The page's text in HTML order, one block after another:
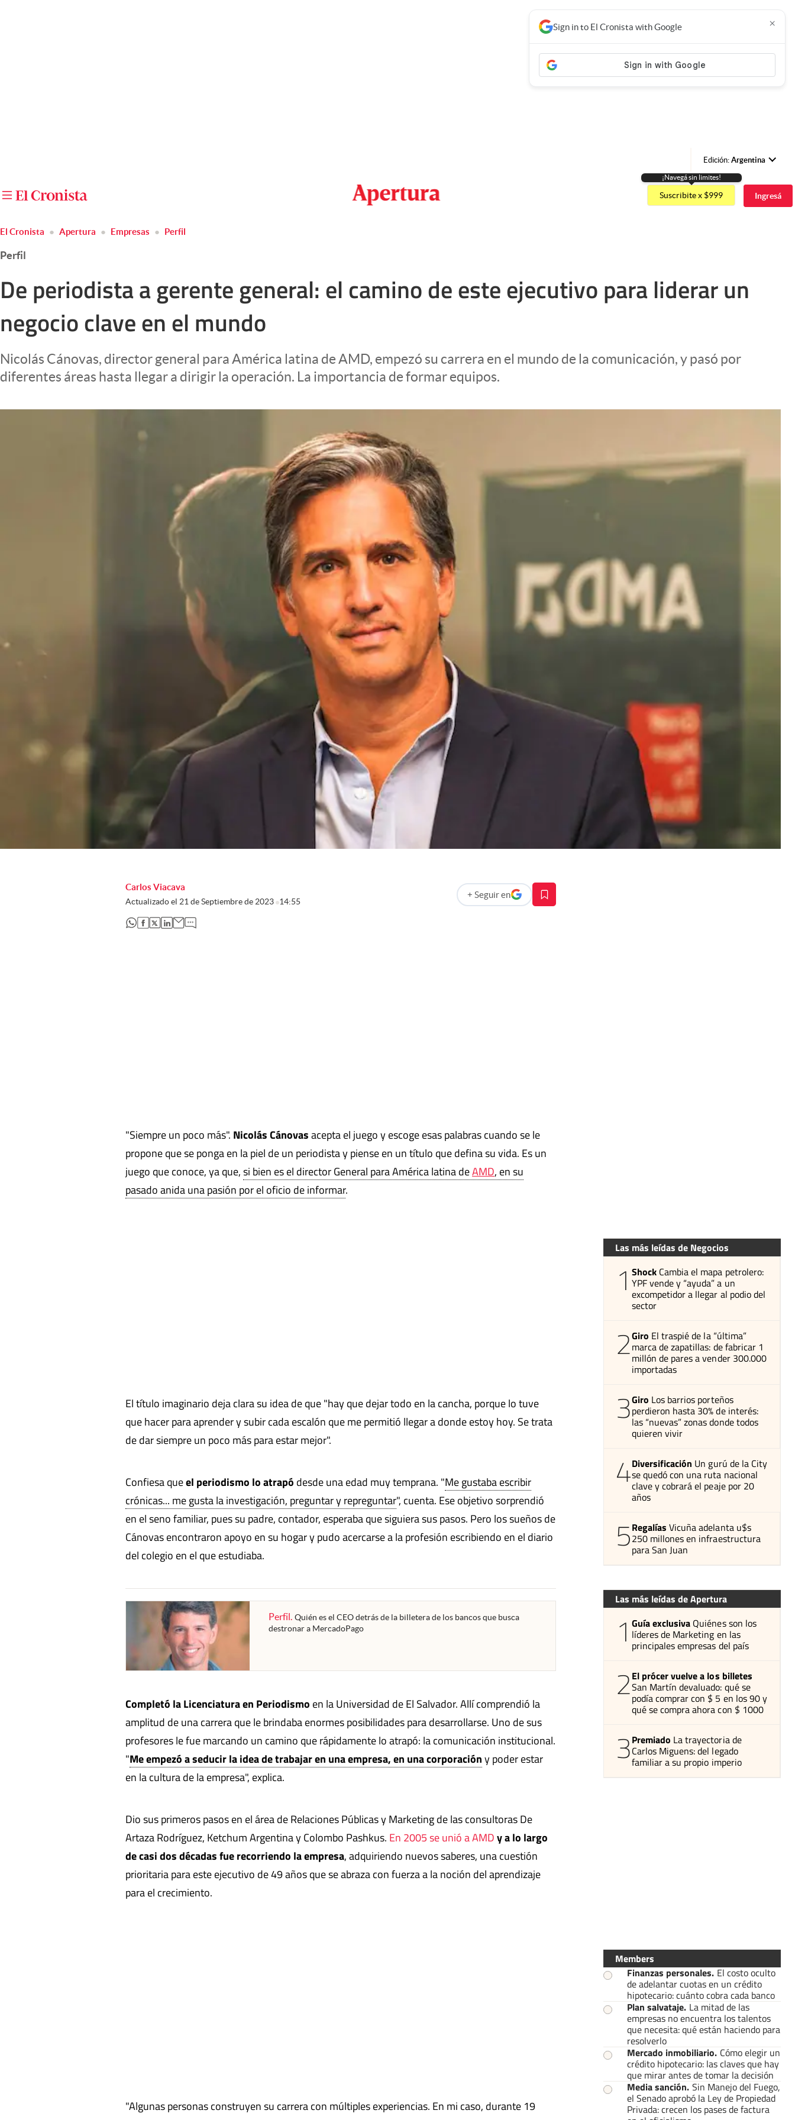
Edición: Argentina
Argentina
España
Otras secciones
Apertura
Clase
Mundial 2026
Eventos Corporativos
El Cronista Studio
¡Navegá sin limites!
Suscribite x $999 Ingresá
Sign in to El Cronista with Google ×
El Cronista Apertura Empresas Perfil
Perfil
De periodista a gerente general: el camino de este ejecutivo para liderar un
negocio clave en el mundo
Nicolás Cánovas, director general para América latina de AMD, empezó su carrera en el mundo de la comunicación, y pasó por
diferentes áreas hasta llegar a dirigir la operación. La importancia de formar equipos.
Carlos Viacava
Actualizado el 21 de Septiembre de 2023 14:55
+ Seguir en
abre en nueva pestaña
abre en nueva pestaña
abre en nueva pestaña
abre en nueva pestaña
abre en nueva pestaña
"Siempre un poco más". Nicolás Cánovasacepta el juego y escoge esas palabras cuando se le
propone que se ponga en la piel de un periodista y piense en un título que defina su vida. Es un
juego que conoce, ya que,si bien es el director General para América latina deAMD, en su
pasado anida una pasión por el oficio de informar.
El título imaginario deja clara su idea de que "hay que dejar todo en la cancha, porque lo tuve
que hacer para aprender y subir cada escalón que me permitió llegar a donde estoy hoy. Se trata
de dar siempre un poco más para estar mejor".
Confiesa queel periodismo lo atrapó desde una edad muy temprana. "Me gustaba escribir
crónicas... me gusta la investigación, preguntar y repreguntar", cuenta. Ese objetivo sorprendió
en el seno familiar, pues su padre, contador, esperaba que siguiera sus pasos. Pero los sueños de
Cánovas encontraron apoyo en su hogar y pudo acercarse a la profesión escribiendo en el diario
del colegio en el que estudiaba.
Perfil Quién es el CEO detrás de la billetera de los bancos que busca
destronar a MercadoPago
abre en nueva pestaña
Completó la Licenciatura en Periodismo en la Universidad de El Salvador. Allí comprendió la
amplitud de una carrera que le brindaba enormes posibilidades para desarrollarse. Uno de sus
profesores le fue marcando un camino que rápidamente lo atrapó: la comunicación institucional.
"Me empezó a seducir la idea de trabajar en una empresa, en una corporacióny poder estar
en la cultura de la empresa", explica.
Dio sus primeros pasos en el área de Relaciones Públicas y Marketing de las consultoras De
Artaza Rodríguez, Ketchum Argentina y Colombo Pashkus. En 2005 se unió a AMDy a lo largo
de casi dos décadas fue recorriendo la empresa, adquiriendo nuevos saberes, una cuestión
prioritaria para este ejecutivo de 49 años que se abraza con fuerza a la noción del aprendizaje
para el crecimiento.
"Algunas personas construyen su carrera con múltiples experiencias. En mi caso, durante 19
Las más leídas de Negocios
1 Shock Cambia el mapa petrolero:
YPF vende y “ayuda” a un
excompetidor a llegar al podio del
sector
2Giro El traspié de la “última”
marca de zapatillas: de fabricar 1
millón de pares a vender 300.000
importadas
3Giro Los barrios porteños
perdieron hasta 30% de interés:
las “nuevas” zonas donde todos
quieren vivir
4Diversificación Un gurú de la City
se quedó con una ruta nacional
clave y cobrará el peaje por 20
años
5Regalías Vicuña adelanta u$s
250 millones en infraestructura
para San Juan
Las más leídas de Apertura
1 Guía exclusiva Quiénes son los
líderes de Marketing en las
principales empresas del país
2El prócer vuelve a los billetes
San Martín devaluado: qué se
podía comprar con $ 5 en los 90 y
qué se compra ahora con $ 1000
3Premiado La trayectoria de
Carlos Miguens: del legado
familiar a su propio imperio
Members
Finanzas personales. El costo oculto
de adelantar cuotas en un crédito
hipotecario: cuánto cobra cada banco
Plan salvataje. La mitad de las
empresas no encuentra los talentos
que necesita: qué están haciendo para
resolverlo
Mercado inmobiliario. Cómo elegir un
crédito hipotecario: las claves que hay
que mirar antes de tomar la decisión
Media sanción. Sin Manejo del Fuego,
el Senado aprobó la Ley de Propiedad
Privada: crecen los pases de factura